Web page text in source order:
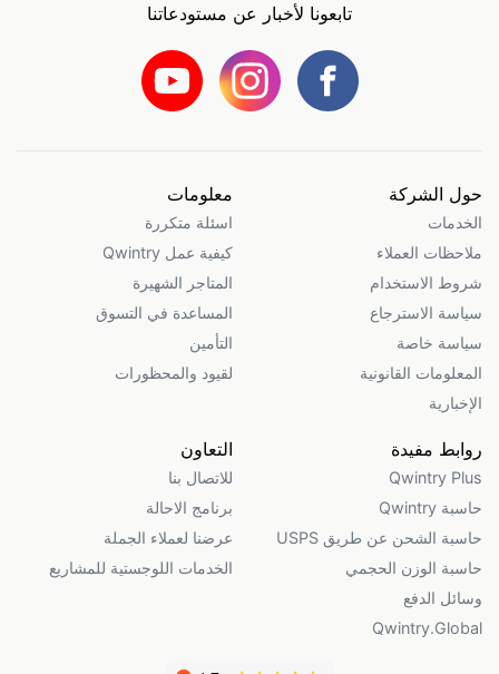
تابعونا لأخبار عن مستودعاتنا
حول الشركة
الخدمات
ملاحظات العملاء
شروط الاستخدام
سياسة الاسترجاع
سياسة خاصة
المعلومات القانونية
الإخبارية
معلومات
اسئلة متكررة
كيفية عمل Qwintry
المتاجر الشهيرة
المساعدة في التسوق
التأمين
لقيود والمحظورات
روابط مفيدة
Qwintry Plus
حاسبة Qwintry
حاسبة الشحن عن طريق USPS
حاسبة الوزن الحجمي
وسائل الدفع
Qwintry.Global
التعاون
للاتصال بنا
برنامج الاحالة
عرضنا لعملاء الجملة
الخدمات اللوجستية للمشاريع